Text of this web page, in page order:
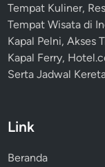
Tempat Kuliner,
TempatWisata di
Kapal Pelni, Akses
Kapal Ferry,
Serta Jadwal
Link
Beranda